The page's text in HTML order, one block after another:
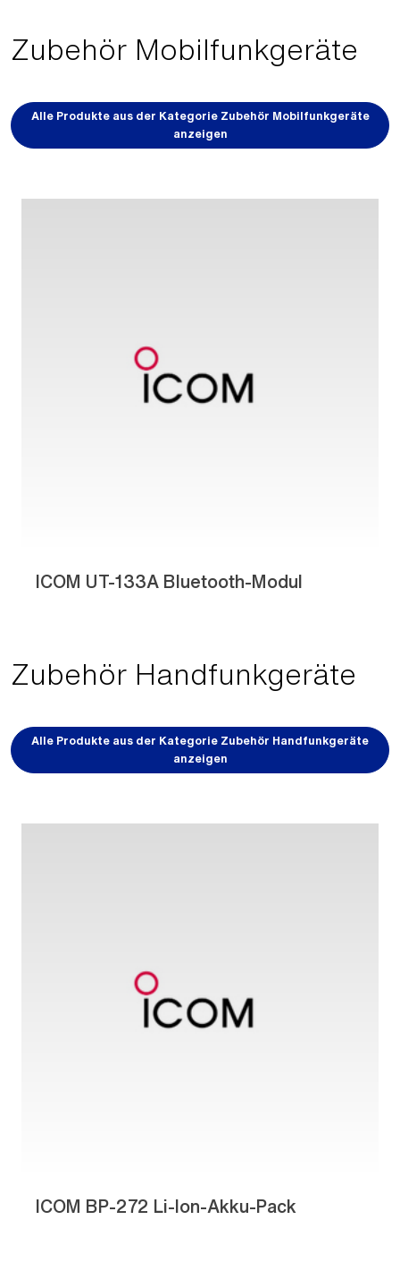
Zubehör Mobilfunkgeräte
Alle Produkte aus der Kategorie Zubehör Mobilfunkgeräte
anzeigen
ICOM UT-133A Bluetooth-Modul
Zubehör Handfunkgeräte
Alle Produkte aus der Kategorie Zubehör Handfunkgeräte
anzeigen
ICOM BP-272 Li-Ion-Akku-Pack